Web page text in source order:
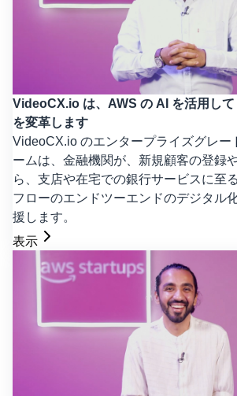
VideoCX.io は、AWS の AI を活用し
を変革します
VideoCX.io のエンタープライズグレー
ームは、金融機関が、新規顧客の登録
ら、支店や在宅での銀行サービスに至
フローのエンドツーエンドのデジタル
援します。
表示